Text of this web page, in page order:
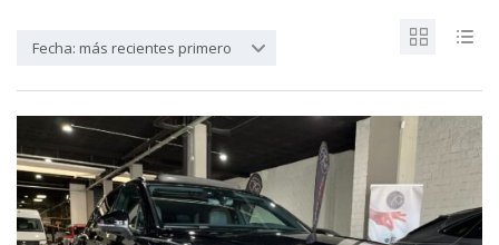
Fecha: más recientes primero